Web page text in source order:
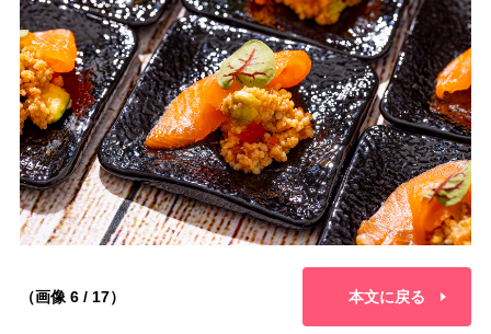
（画像 6 / 17） 本文に戻る